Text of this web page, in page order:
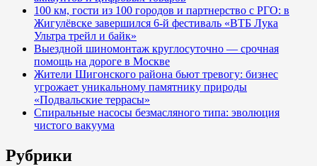
100 км, гости из 100 городов и партнерство с РГО: в
Жигулёвске завершился 6-й фестиваль «ВТБ Лука
Ультра трейл и байк»
Выездной шиномонтаж круглосуточно — срочная
помощь на дороге в Москве
Жители Шигонского района бьют тревогу: бизнес
угрожает уникальному памятнику природы
«Подвальские террасы»
Спиральные насосы безмасляного типа: эволюция
чистого вакуума
Рубрики